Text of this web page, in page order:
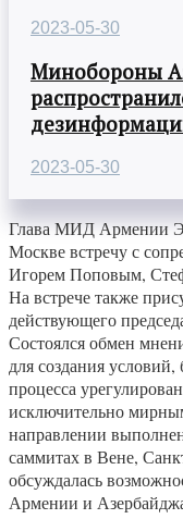
2023-05-30
Минобороны
2023-05-30
Глава МИД Армении
Москве встречу с
Игорем Поповым,
На встрече также
действующего
Состоялся обмен
для создания
процесса
исключительно
направлении
саммитах в Вене,
обсуждалась
Армении и